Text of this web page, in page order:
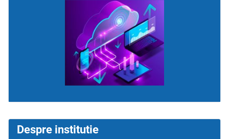
Despre institutie